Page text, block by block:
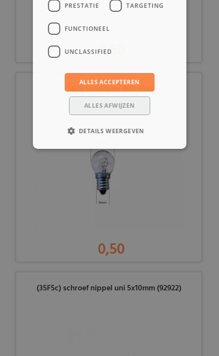
0,50
(8B3i) Gloeilamp 40V 10W
0,50
(35F5c) schroef nippel uni 5x10mm (92922)
PRESTATIE TARGETING
FUNCTIONEEL
UNCLASSIFIED
ALLES ACCEPTEREN
ALLES AFWIJZEN
DETAILS WEERGEVEN